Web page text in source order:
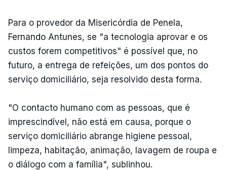
Para o provedor da Misericórdia de Penela,
Fernando Antunes, se "a tecnologia aprovar e os
custos forem competitivos" é possível que, no
futuro, a entrega de refeições, um dos pontos do
serviço domiciliário, seja resolvido desta forma.
"O contacto humano com as pessoas, que é
imprescindível, não está em causa, porque o
serviço domiciliário abrange higiene pessoal,
limpeza, habitação, animação, lavagem de roupa e
o diálogo com a família", sublinhou.